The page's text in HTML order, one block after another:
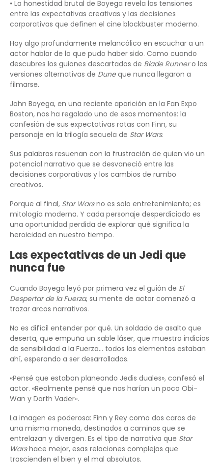
• La honestidad brutal de Boyega revela las tensiones
entre las expectativas creativas y las decisiones
corporativas que definen el cine blockbuster moderno.
Hay algo profundamente melancólico en escuchar a un
actor hablar de lo que pudo haber sido. Como cuando
descubres los guiones descartados de Blade Runnero las
versiones alternativas de Duneque nunca llegaron a
filmarse.
John Boyega, en una reciente aparición en la Fan Expo
Boston, nos ha regalado uno de esos momentos: la
confesión de sus expectativas rotas con Finn, su
personaje en la trilogía secuela de Star Wars.
Sus palabras resuenan con la frustración de quien vio un
potencial narrativo que se desvaneció entre las
decisiones corporativas y los cambios de rumbo
creativos.
Porque al final, Star Warsno es solo entretenimiento; es
mitología moderna. Y cada personaje desperdiciado es
una oportunidad perdida de explorar qué significa la
heroicidad en nuestro tiempo.
Las expectativas de un Jedi que
nunca fue
Cuando Boyega leyó por primera vez el guión de El
Despertar de la Fuerza, su mente de actor comenzó a
trazar arcos narrativos.
No es difícil entender por qué. Un soldado de asalto que
deserta, que empuña un sable láser, que muestra indicios
de sensibilidad a la Fuerza… todos los elementos estaban
ahí, esperando a ser desarrollados.
«Pensé que estaban planeando Jedis duales», confesó el
actor. «Realmente pensé que nos harían un poco Obi-
Wan y Darth Vader».
La imagen es poderosa: Finn y Rey como dos caras de
una misma moneda, destinados a caminos que se
entrelazan y divergen. Es el tipo de narrativa que Star
Warshace mejor, esas relaciones complejas que
trascienden el bien y el mal absolutos.